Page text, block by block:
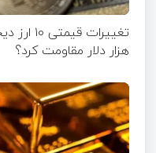
هزار دلار مقاومت کرد؟